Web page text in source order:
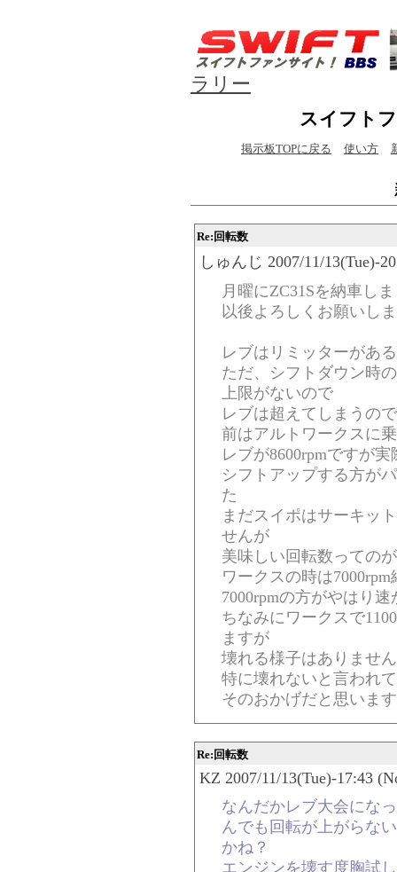
ラリー
スイフト
掲示板TOPに戻る 使い方
Re:回転数
しゅんじ 2007/11/13(Tue)-
月曜にZC31Sを納車し
以後よろしくお願いし
レブはリミッターがあ
ただ、シフトダウン時
上限がないので
レブは超えてしまうの
前はアルトワークスに
レブが8600rpmですが実
シフトアップする方が
た
まだスイポはサーキッ
せんが
美味しい回転数っての
ワークスの時は
7000rpmの方がやはり
ちなみにワークスで
ますが
壊れる様子はありませ
特に壊れないと言われ
そのおかげだと思いま
Re:回転数
KZ 2007/11/13(Tue)-17:43
なんだかレブ大会にな
んでも回転が上がらな
かね？
エンジンを壊す度胸試